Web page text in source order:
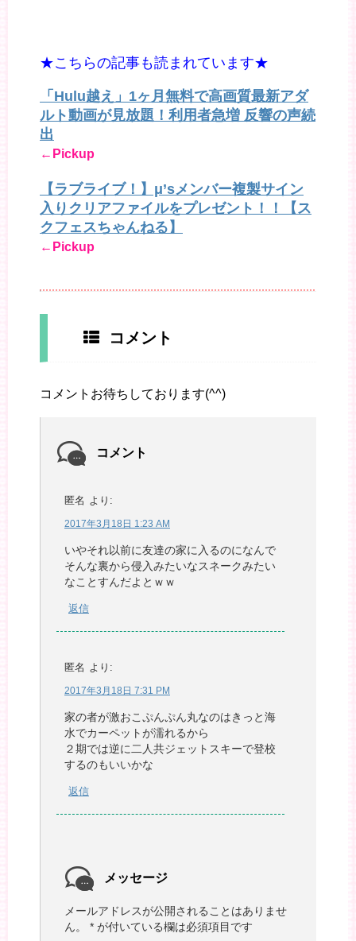
★こちらの記事も読まれています★
「Hulu越え」1ヶ月無料で高画質最新アダ
ルト動画が見放題！利用者急増 反響の声続
出
←Pickup
【ラブライブ！】μ’sメンバー複製サイン
入りクリアファイルをプレゼント！！【ス
クフェスちゃんねる】
←Pickup
コメント
コメントお待ちしております(^^)
コメント
匿名 より:
2017年3月18日 1:23 AM
いやそれ以前に友達の家に入るのになんで
そんな裏から侵入みたいなスネークみたい
なことすんだよとｗｗ
返信
匿名 より:
2017年3月18日 7:31 PM
家の者が激おこぷんぷん丸なのはきっと海
水でカーペットが濡れるから
２期では逆に二人共ジェットスキーで登校
するのもいいかな
返信
メッセージ
メールアドレスが公開されることはありませ
ん。
* が付いている欄は必須項目です